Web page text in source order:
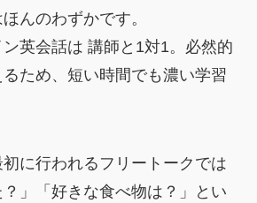
んのわずかです。
英会話は 講師と1対1。必然的
ため、短い時間でも濃い学習
に行われるフリートークでは
？」「好きな食べ物は？」とい